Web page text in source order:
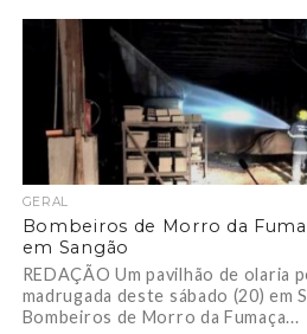
GERAL
Bombeiros de Morro da
em Sangão
REDAÇÃO Um pavilhão de olaria
madrugada deste sábado (20) em
Bombeiros de Morro da Fumaça...